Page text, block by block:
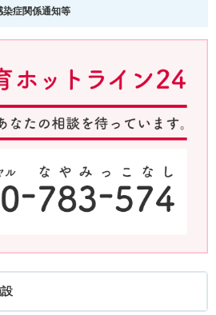
染症関係通知等
時間いつでもあなたの相談を待ってい
783-574